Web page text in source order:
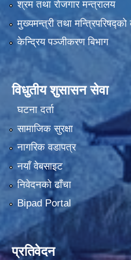
श्रम तथा रोजगार मन्त्रालय
मुख्यमन्त्री तथा
केन्द्रिय पञ्जीकरण बिभाग
विधुतीय शुसासन सेवा
घटना दर्ता
सामाजिक सुरक्षा
नागरिक वडापत्र
नयाँ वेबसाइट
निवेदनको ढाँचा
Bipad Portal
प्रतिवेदन